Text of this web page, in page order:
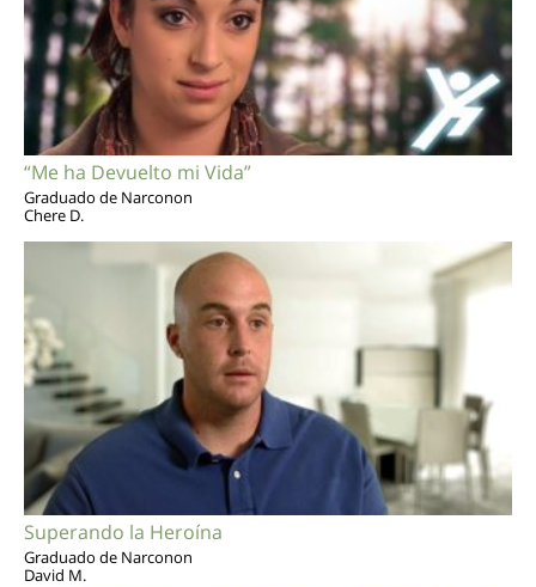
“Me ha Devuelto mi Vida”
Graduado de Narconon
Chere D.
Superando la Heroína
Graduado de Narconon
David M.